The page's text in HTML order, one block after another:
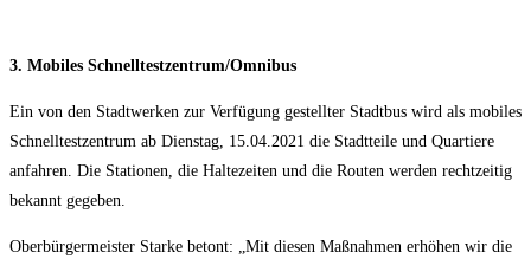
3. Mobi­les Schnelltestzentrum/​Omnibus
Ein von den Stadt­wer­ken zur Ver­fü­gung gestell­ter Stadt­bus wird als mobi­les
Schnell­test­zen­trum ab Diens­tag, 15.04.2021 die Stadt­tei­le und Quar­tie­re
anfah­ren. Die Sta­tio­nen, die Hal­te­zei­ten und die Rou­ten wer­den recht­zei­tig
bekannt gegeben.
Ober­bür­ger­meis­ter Star­ke betont: „Mit die­sen Maß­nah­men erhö­hen wir die